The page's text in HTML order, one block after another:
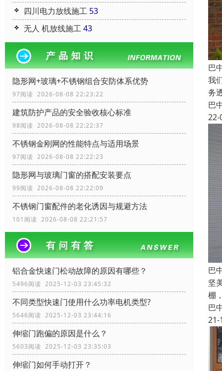
四川电力放线施工 53
无人 机放线施工43
隐形网+玻璃+不锈钢组合安防体系优势
97阅读 2026-08-08 22:23:22
建筑防护产品的安全验收核心标准
98阅读 2026-08-08 22:22:37
不锈钢金刚网的性能特点与适用场景
97阅读 2026-08-08 22:22:23
隐形网与玻璃门窗的搭配安装要点
99阅读 2026-08-08 22:22:09
不锈钢门窗配件的老化诱因与规避方法
101阅读 2026-08-08 22:21:57
铝合金快速门松动故障的原因有哪些？
5496阅读 2025-12-03 23:45:32
不同类型快速门使用什么功率电机类型?
5646阅读 2025-12-03 23:44:16
伸缩门跑偏的原因是什么？
5603阅读 2025-12-03 23:35:03
伸缩门如何手动打开？
巴
我
务
巴
22-
巴
坚
棚
巴
21-